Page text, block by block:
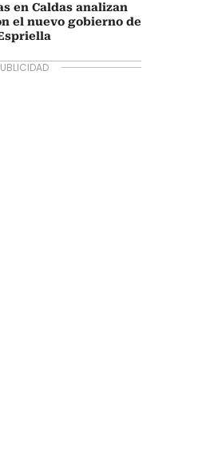
en Caldas analizan
el nuevo gobierno de